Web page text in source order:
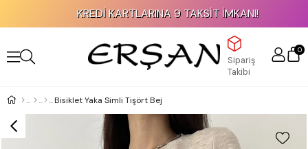
KREDİ KARTLARINA 9 TAKSİT İMKANI!
Sipariş
Takibi
0
Bisiklet Yaka Simli Tişört Bej